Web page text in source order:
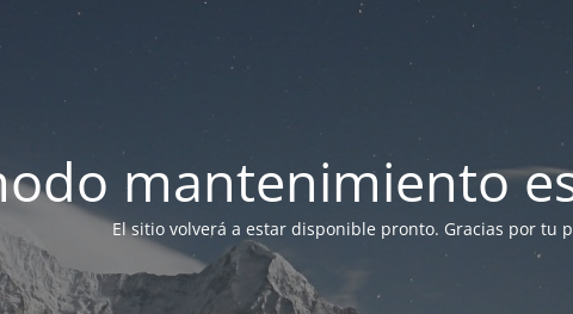
mantenimiento
El sitio volverá a estar disponible pronto. Gracias por tu